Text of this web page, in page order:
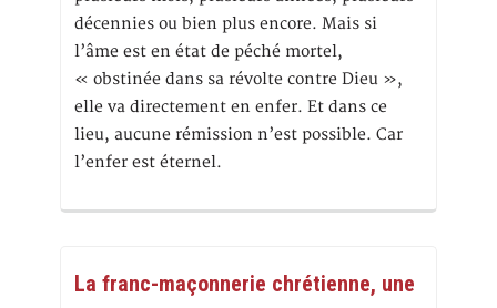
décennies ou bien plus encore. Mais si
l’âme est en état de péché mortel,
« obstinée dans sa révolte contre Dieu »,
elle va directement en enfer. Et dans ce
lieu, aucune rémission n’est possible. Car
l’enfer est éternel.
La franc-maçonnerie chrétienne, une